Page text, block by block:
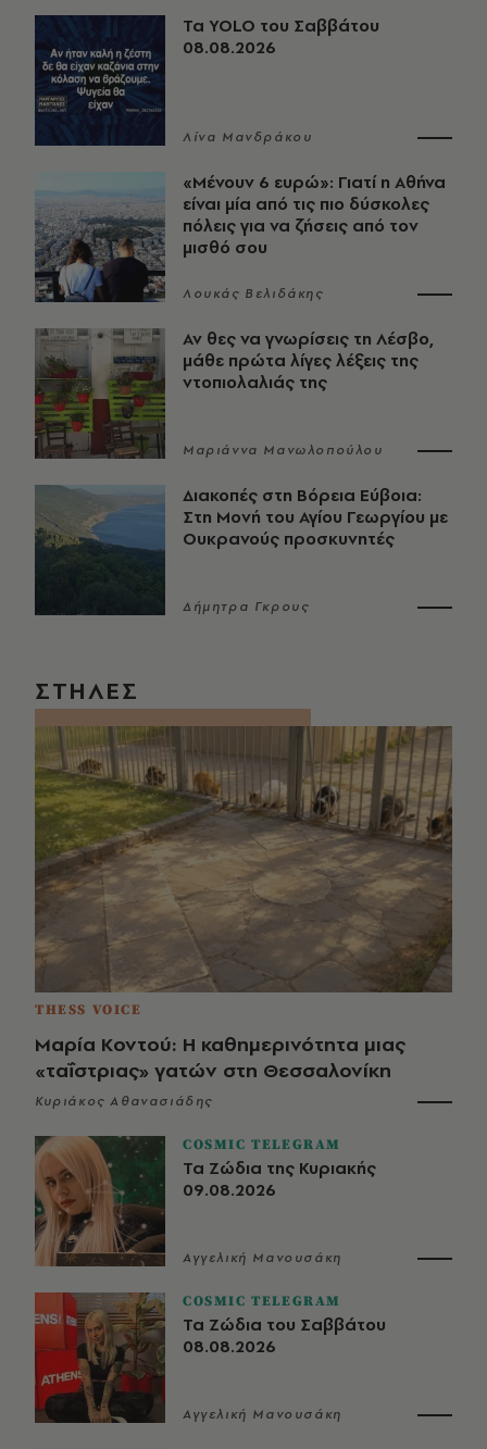
Τα YOLO του Σαββάτου
08.08.2026
Λίνα Μανδράκου
«Μένουν 6 ευρώ»: Γιατί η Αθήνα
είναι μία από τις πιο δύσκολες
πόλεις για να ζήσεις από τον
μισθό σου
Λουκάς Βελιδάκης
Αν θες να γνωρίσεις τη Λέσβο,
μάθε πρώτα λίγες λέξεις της
ντοπιολαλιάς της
Μαριάννα Μανωλοπούλου
Διακοπές στη Βόρεια Εύβοια:
Στη Μονή του Αγίου Γεωργίου με
Ουκρανούς προσκυνητές
Δήμητρα Γκρους
ΣΤΗΛΕΣ
THESS VOICE
Μαρία Κοντού: Η καθημερινότητα μιας
«ταΐστριας» γατών στη Θεσσαλονίκη
Κυριάκος Αθανασιάδης
COSMIC TELEGRAM
Τα Ζώδια της Κυριακής
09.08.2026
Αγγελική Μανουσάκη
COSMIC TELEGRAM
Τα Ζώδια του Σαββάτου
08.08.2026
Αγγελική Μανουσάκη